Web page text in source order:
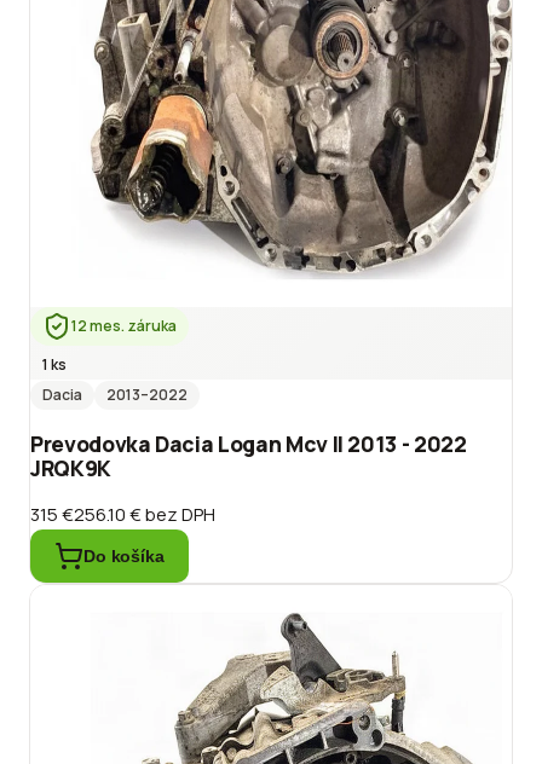
12 mes. záruka
1 ks
Dacia
2013–2022
Prevodovka Dacia Logan Mcv II 2013 - 2022
JRQK9K
315 €256.10 €bez DPH
Do košíka